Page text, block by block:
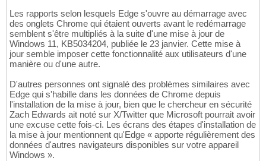
Les rapports selon lesquels Edge s'ouvre au démarrage avec
des onglets Chrome qui étaient ouverts avant le redémarrage
semblent s'être multipliés à la suite d'une mise à jour de
Windows 11, KB5034204, publiée le 23 janvier. Cette mise à
jour semble imposer cette fonctionnalité aux utilisateurs d'une
manière ou d'une autre.
D'autres personnes ont signalé des problèmes similaires avec
Edge qui s'habille dans les données de Chrome depuis
l'installation de la mise à jour, bien que le chercheur en sécurité
Zach Edwards ait noté sur X/Twitter que Microsoft pourrait avoir
une excuse cette fois-ci. Les écrans des étapes d'installation de
la mise à jour mentionnent qu'Edge « apporte régulièrement des
données d'autres navigateurs disponibles sur votre appareil
Windows ».